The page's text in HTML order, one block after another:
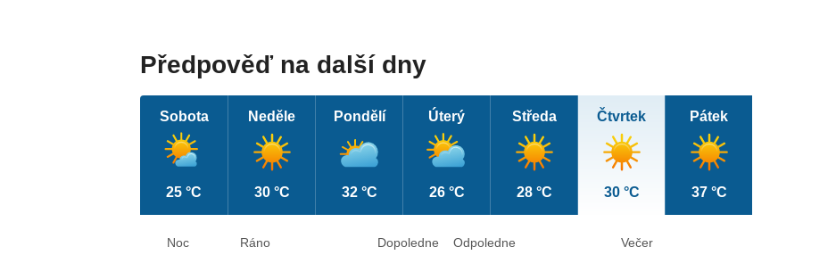
Předpověď na další dny
Sobota
25 °C
Neděle
30 °C
Pondělí
32 °C
Úterý
26 °C
Středa
28 °C
Čtvrtek
30 °C
Pátek
37 °C
Noc Ráno Dopoledne Odpoledne Večer